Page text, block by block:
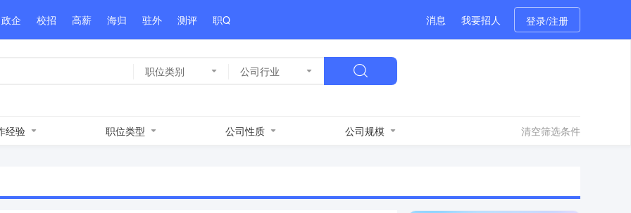
政企 校招 高薪 海归 驻外 测评 职Q 消息 我要招人 登录/注册
职位类别 公司行业
经验 职位类型 公司性质 公司规模 清空筛选条件